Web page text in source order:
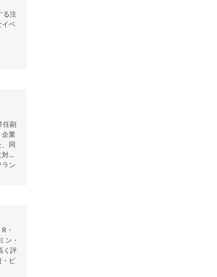
る注
イベ
任副
企業
同
す
ン
・
ン・
く評
・ビ